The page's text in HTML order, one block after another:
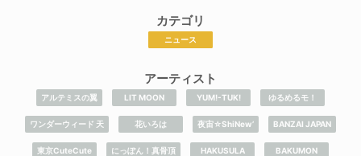
カテゴリ
ニュース
アーティスト
アルテミスの翼 LIT MOON YUM!-TUK! ゆるめるモ！
ワンダーウィード 天 花いろは 夜宙☆ShiNew’ BANZAI JAPAN
東京CuteCute にっぽん！真骨頂 HAKUSULA BAKUMON